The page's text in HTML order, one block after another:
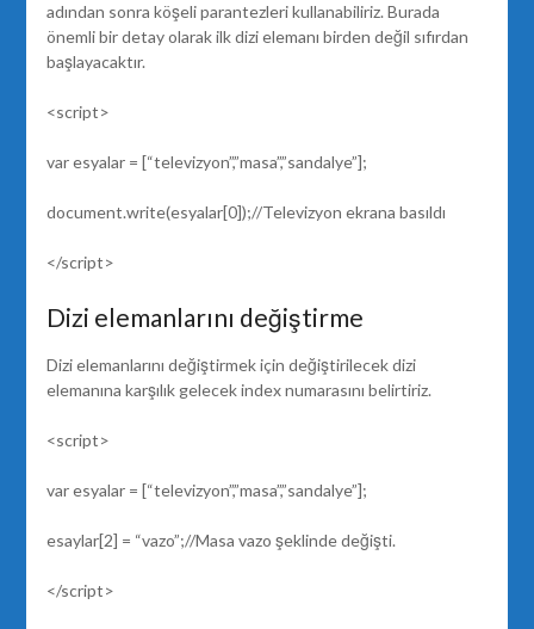
adından sonra köşeli parantezleri kullanabiliriz. Burada
önemli bir detay olarak ilk dizi elemanı birden değil sıfırdan
başlayacaktır.
<script>
var esyalar = [“televizyon”,”masa”,”sandalye”];
document.write(esyalar[0]);//Televizyon ekrana basıldı
</script>
Dizi elemanlarını değiştirme
Dizi elemanlarını değiştirmek için değiştirilecek dizi
elemanına karşılık gelecek index numarasını belirtiriz.
<script>
var esyalar = [“televizyon”,”masa”,”sandalye”];
esaylar[2] = “vazo”;//Masa vazo şeklinde değişti.
</script>